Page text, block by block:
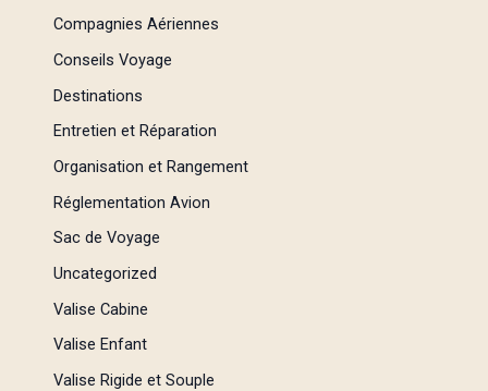
Compagnies Aériennes
Conseils Voyage
Destinations
Entretien et Réparation
Organisation et Rangement
Réglementation Avion
Sac de Voyage
Uncategorized
Valise Cabine
Valise Enfant
Valise Rigide et Souple